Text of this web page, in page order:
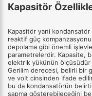
Kapasitör
Kapasitör yani
reaktif güç
depolama gibi önemli
parametrelerdir. Kapasite,
elektrik yükünün
Gerilim derecesi, belirli bir
ve volt cinsinden ifade
bu da kondansatörün
sapma gösterebileceğini